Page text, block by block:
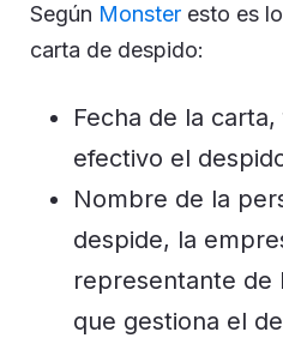
Según Monster esto es
carta de despido:
Fecha de la
efectivo el
Nombre de la
despide, la
representante de
que gestiona el